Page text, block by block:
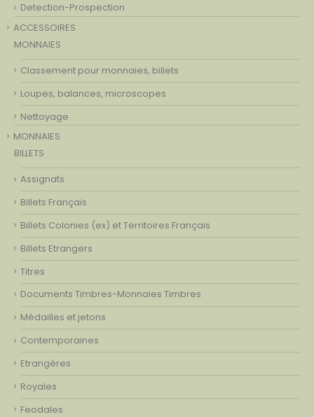
Detection-Prospection
ACCESSOIRES
MONNAIES
Classement pour monnaies, billets
Loupes, balances, microscopes
Nettoyage
MONNAIES
BILLETS
Assignats
Billets Français
Billets Colonies (ex) et Territoires Français
Billets Etrangers
Titres
Documents Timbres-Monnaies Timbres
Médailles et jetons
Contemporaines
Etrangères
Royales
Feodales